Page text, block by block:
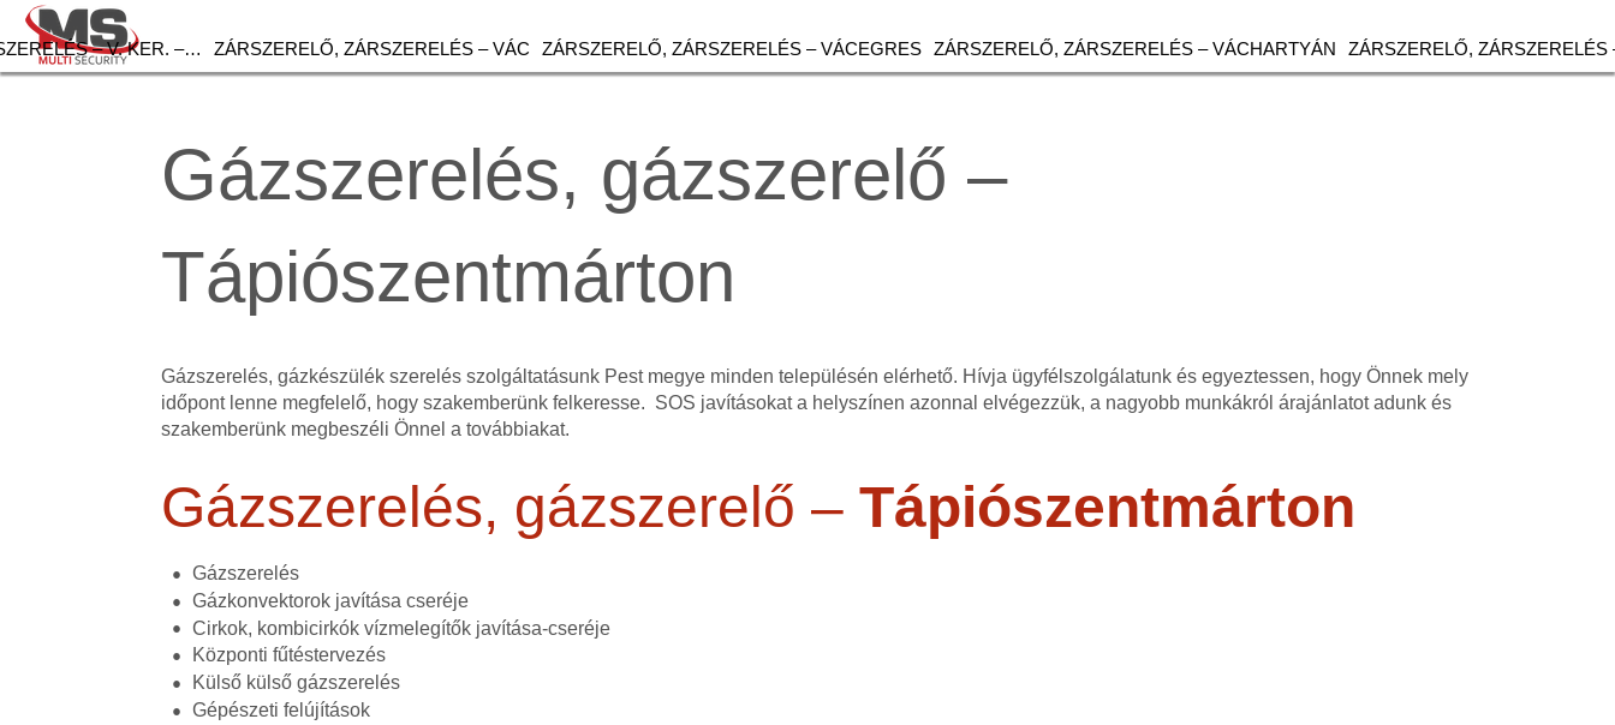
– V. KER. –… ZÁRSZERELŐ, ZÁRSZERELÉS – VÁC ZÁRSZERELŐ, ZÁRSZERELÉS – VÁCEGRES ZÁRSZERELŐ, ZÁRSZERELÉS – VÁCHARTYÁN ZÁRSZERELŐ, ZÁRSZERELÉS
Gázszerelés, gázszerelő –
Tápiószentmárton
Gázszerelés, gázkészülék szerelés szolgáltatásunk Pest megye minden településén elérhető. Hívja ügyfélszolgálatunk és egyeztessen, hogy Önnek mely
időpont lenne megfelelő, hogy szakemberünk felkeresse. SOS javításokat a helyszínen azonnal elvégezzük, a nagyobb munkákról árajánlatot adunk és
szakemberünk megbeszéli Önnel a továbbiakat.
Gázszerelés, gázszerelő –Tápiószentmárton
Gázszerelés
Gázkonvektorok javítása cseréje
Cirkok, kombicirkók vízmelegítők javítása-cseréje
Központi fűtéstervezés
Külső külső gázszerelés
Gépészeti felújítások